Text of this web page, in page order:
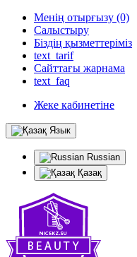
Менің отырғызу (0)
Салыстыру
Біздің қызметтеріміз
text_tarif
Сайттағы жарнама
text_faq
Жеке кабинетіне
Язык
Russian
Қазақ